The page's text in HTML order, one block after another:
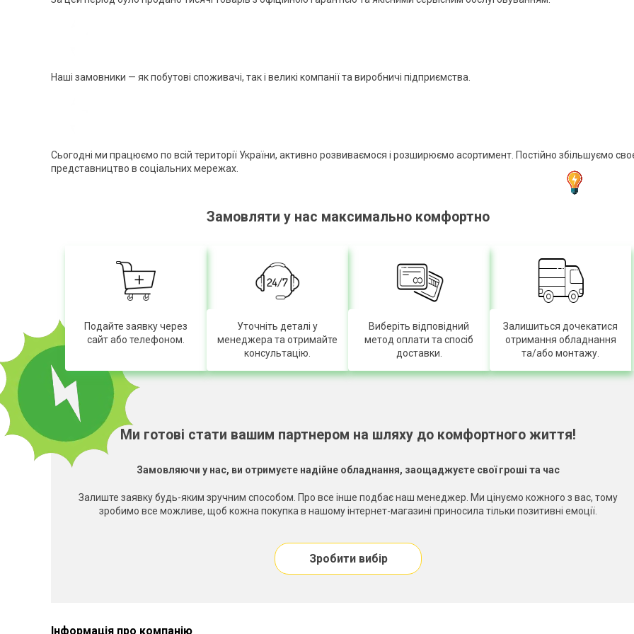
Наші замовники — як побутові споживачі, так і великі компанії та виробничі підприємства.
Сьогодні ми працюємо по всій території України, активно розвиваємося і розширюємо асортимент. Постійно збільшуємо
представництво в соціальних мережах.
Замовляти у нас максимально комфортно
Подайте заявку через
сайт або телефоном.
Уточніть деталі у
менеджера та отримайте
консультацію.
Виберіть відповідний
метод оплати та спосіб
доставки.
Залишиться дочекатися
отримання обладнання
та/або монтажу.
Ми готові стати вашим партнером на шляху до комфортного життя!
Замовляючи у нас, ви отримуєте надійне обладнання, заощаджуєте свої гроші та час
Залиште заявку будь-яким зручним способом. Про все інше подбає наш менеджер. Ми цінуємо кожного з вас, тому
зробимо все можливе, щоб кожна покупка в нашому інтернет-магазині приносила тільки позитивні емоції.
Зробити вибір
Інформація про компанію